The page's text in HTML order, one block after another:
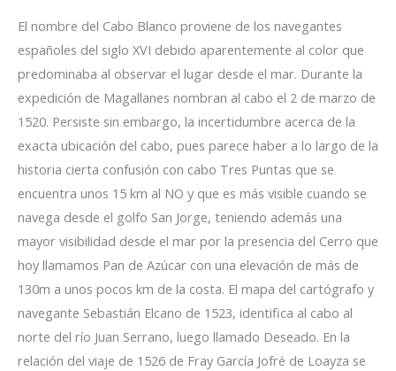
El nombre del Cabo Blanco proviene de los navegantes
españoles del siglo XVI debido aparentemente al color que
predominaba al observar el lugar desde el mar. Durante la
expedición de Magallanes nombran al cabo el 2 de marzo de
1520. Persiste sin embargo, la incertidumbre acerca de la
exacta ubicación del cabo, pues parece haber a lo largo de la
historia cierta confusión con cabo Tres Puntas que se
encuentra unos 15 km al NO y que es más visible cuando se
navega desde el golfo San Jorge, teniendo además una
mayor visibilidad desde el mar por la presencia del Cerro que
hoy llamamos Pan de Azúcar con una elevación de más de
130m a unos pocos km de la costa. El mapa del cartógrafo y
navegante Sebastián Elcano de 1523, identifica al cabo al
norte del río Juan Serrano, luego llamado Deseado. En la
relación del viaje de 1526 de Fray García Jofré de Loayza se